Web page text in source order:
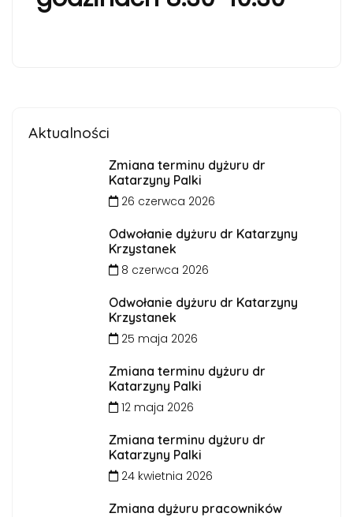
Aktualności
Zmiana terminu dyżuru dr
Katarzyny Palki
26 czerwca 2026
Odwołanie dyżuru dr Katarzyny
Krzystanek
8 czerwca 2026
Odwołanie dyżuru dr Katarzyny
Krzystanek
25 maja 2026
Zmiana terminu dyżuru dr
Katarzyny Palki
12 maja 2026
Zmiana terminu dyżuru dr
Katarzyny Palki
24 kwietnia 2026
Zmiana dyżuru pracowników